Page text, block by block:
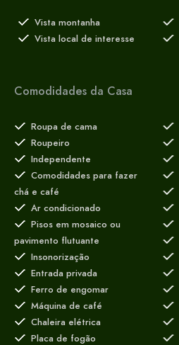
Vista montanha
Vista local de interesse
Comodidades da Casa
Roupa de cama
Roupeiro
Independente
Comodidades para fazer
chá e café
Ar condicionado
Pisos em mosaico ou
pavimento flutuante
Insonorização
Entrada privada
Ferro de engomar
Máquina de café
Chaleira elétrica
Placa de fogão